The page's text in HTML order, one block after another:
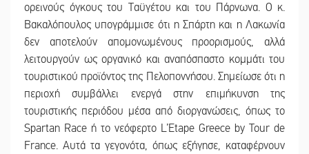
ορεινούς όγκους του Ταϋγέτου και του Πάρνωνα. Ο κ.
Βακαλόπουλος υπογράμμισε ότι η Σπάρτη και η Λακωνία
δεν αποτελούν απομονωμένους προορισμούς, αλλά
λειτουργούν ως οργανικό και αναπόσπαστο κομμάτι του
τουριστικού προϊόντος της Πελοποννήσου. Σημείωσε ότι η
περιοχή συμβάλλει ενεργά στην επιμήκυνση της
τουριστικής περιόδου μέσα από διοργανώσεις, όπως το
Spartan Race ή το νεόφερτο L’Etape Greece by Tour de
France. Αυτά τα γεγονότα, όπως εξήγησε, καταφέρνουν